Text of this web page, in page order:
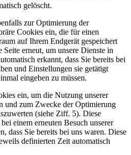
gelöscht.
zur Optimierung der
Cookies ein, die für einen
auf Ihrem Endgerät gespeichert
Seite erneut, um unsere Dienste in
erkannt, dass Sie bereits bei
und Einstellungen sie getätigt
eingeben zu müssen.
ein, um die Nutzung unserer
und zum Zwecke der Optimierung
(siehe Ziff. 5). Diese
einem erneuten Besuch unserer
dass Sie bereits bei uns waren. Diese
definierten Zeit automatisch